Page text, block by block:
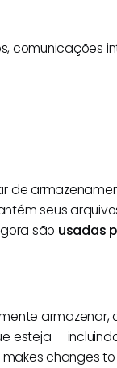
comunicações
de
seus
são usadas
armazenar,
—
changes to